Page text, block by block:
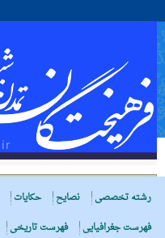
رشته تخصصی
نصایح حکایات
فهرست جغرافیایی
فهرست تاریخی